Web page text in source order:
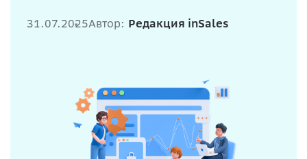
31.07.2025Автор: Редакция inSales